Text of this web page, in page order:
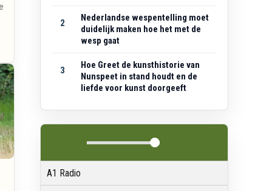
2
Nederlandse wespentelling moet
duidelijk maken hoe het met de
wesp gaat
3
Hoe Greet de kunsthistorie van
Nunspeet in stand houdt en de
liefde voor kunst doorgeeft
A1 Radio